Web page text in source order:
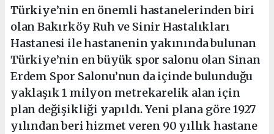
Türkiye’nin en önemli hastanelerinden biri
olan Bakırköy Ruh ve Sinir Hastalıkları
Hastanesi ile hastanenin yakınında bulunan
Türkiye’nin en büyük spor salonu olan Sinan
Erdem Spor Salonu’nun da içinde bulunduğu
yaklaşık 1 milyon metrekarelik alan için
plan değişikliği yapıldı. Yeni plana göre 1927
yılından beri hizmet veren 90 yıllık hastane